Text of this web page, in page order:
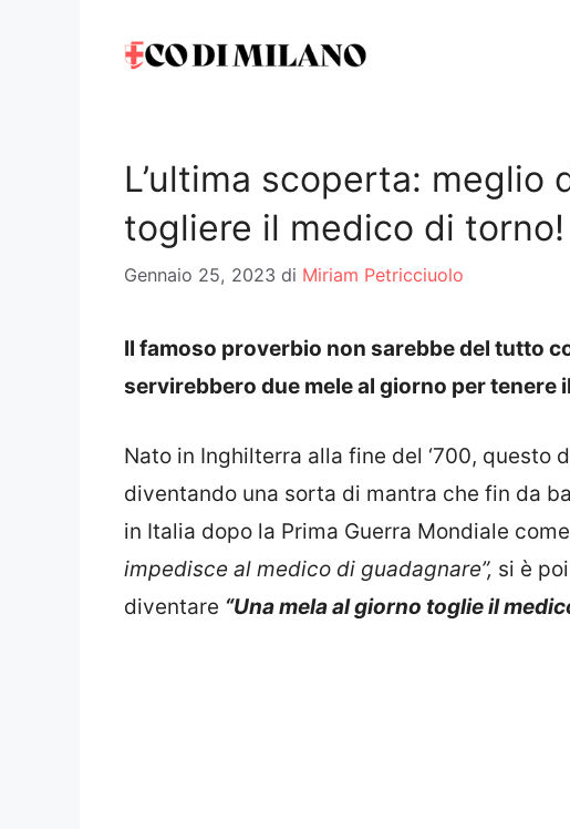
L’ultima scoperta: meglio
togliere il medico di torno!
Gennaio 25, 2023 di Miriam Petricciuolo
Il famoso proverbio non sarebbe del tutto
servirebbero due mele al giorno per tenere
Nato in Inghilterra alla fine del ‘700, questo
diventando una sorta di mantra che fin da
in Italia dopo la Prima Guerra Mondiale come
impedisce al medico di guadagnare”, si è
diventare “Una mela al giorno toglie il